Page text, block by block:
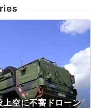
上空に不審ドローン